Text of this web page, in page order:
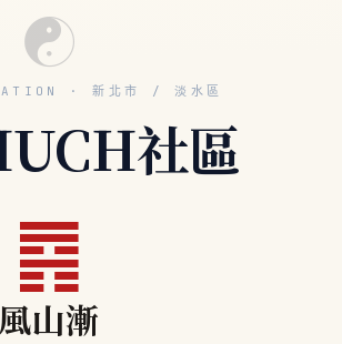
☯
· 新北市 / 淡水區
社區
䷴
風山漸